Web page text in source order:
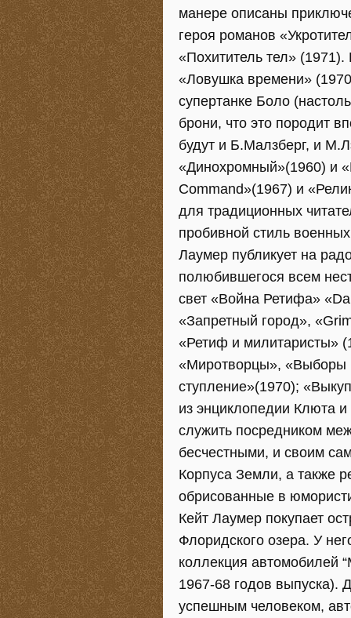
манере описаны
героя романов
«Похититель тел»
«Ловушка времени»
супертанке Боло
брони, что это породит
будут и Б.Малзберг, и
«Динохромный»(1960) и
Command»(1967) и
для традиционных
пробивной стиль
Лаумер публикует на
полюбившегося всем
свет «Война Ретифа»
«Запретный город»,
«Ретиф и милитаристы»
«Миротворцы», «Выборы
ступление»(1970);
из энциклопедии Клюта
служить посредником
бесчестными, и своим
Корпуса Земли, а также
обрисованные в
Кейт Лаумер покупает
Флоридского озера. У
коллекция автомобилей
1967-68 годов выпуска).
успешным человеком,